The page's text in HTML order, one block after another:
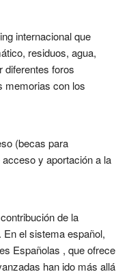
internacional que
residuos, agua,
diferentes foros
memorias con los
(becas para
y aportación a la
de la
el sistema español,
Españolas , que ofrece
han ido más allá